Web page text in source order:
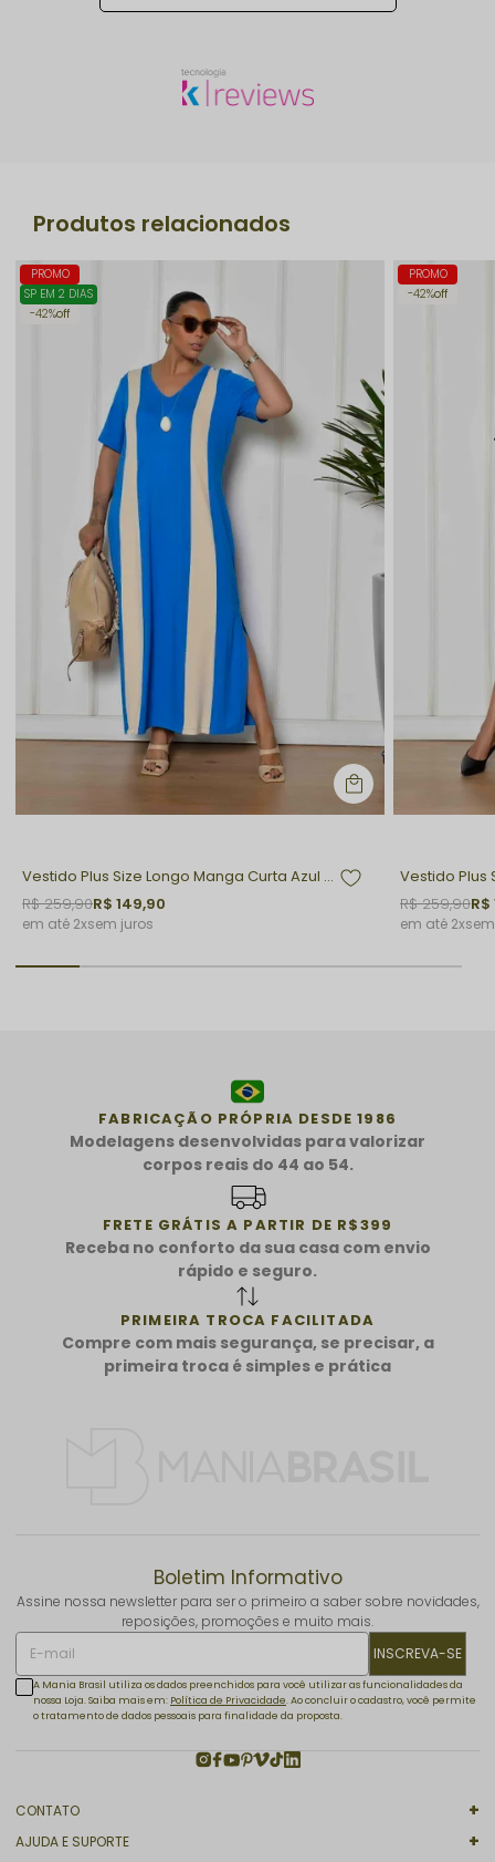
Produtos relacionados
42%off
PROMO
SP EM 2 DIAS
Vestido Plus Size Longo Manga Curta Azul Vitoria
R$ 259,90R$ 149,90
2xsem juros
42%off
PROMO
Vestido Plus
R$ 259,90
2x
FABRICAÇÃO PRÓPRIA DESDE 1986
Modelagens desenvolvidas para valorizar
corpos reais do 44 ao 54.
FRETE GRÁTIS A PARTIR DE R$399
Receba no conforto da sua casa com envio
rápido e seguro.
PRIMEIRA TROCA FACILITADA
Compre com mais segurança, se precisar, a
primeira troca é simples e prática
CONTATO
AJUDA E SUPORTE
Boletim Informativo
Assine nossa newsletter para ser o primeiro a saber sobre novidades,
reposições, promoções e muito mais.
INSCREVA-SE
A Mania Brasil utiliza os dados preenchidos para você utilizar as funcionalidades da
nossa Loja. Saiba mais em: Política de Privacidade. Ao concluir o cadastro, você permite
o tratamento de dados pessoais para finalidade da proposta.